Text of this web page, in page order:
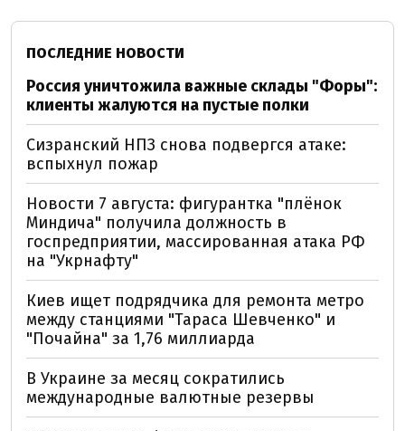
ПОСЛЕДНИЕ НОВОСТИ
Россия уничтожила важные склады "Форы":
клиенты жалуются на пустые полки
Сизранский НПЗ снова подвергся атаке:
вспыхнул пожар
Новости 7 августа: фигурантка "плёнок
Миндича" получила должность в
госпредприятии, массированная атака РФ
на "Укрнафту"
Киев ищет подрядчика для ремонта метро
между станциями "Тараса Шевченко" и
"Почайна" за 1,76 миллиарда
В Украине за месяц сократились
международные валютные резервы